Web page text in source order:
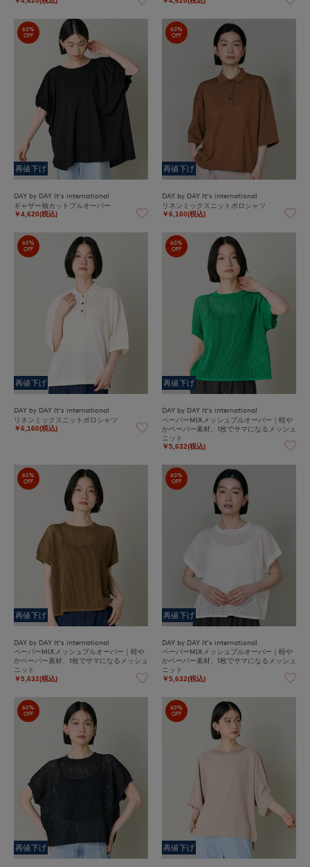
60%
OFF
再値下げ
DAY by DAY It's international
ギャザー袖カットプルオーバー
￥4,620(税込)
60%
OFF
再値下げ
DAY by DAY It's international
リネンミックスニットポロシャツ
￥6,160(税込)
60%
OFF
再値下げ
DAY by DAY It's international
リネンミックスニットポロシャツ
￥6,160(税込)
60%
OFF
再値下げ
DAY by DAY It's international
ペーパーMIXメッシュプルオーバー｜軽や
かペーパー素材、1枚でサマになるメッシュ
ニット
￥5,632(税込)
60%
OFF
再値下げ
DAY by DAY It's international
ペーパーMIXメッシュプルオーバー｜軽や
かペーパー素材、1枚でサマになるメッシュ
ニット
￥5,632(税込)
60%
OFF
再値下げ
DAY by DAY It's international
ペーパーMIXメッシュプルオーバー｜軽や
かペーパー素材、1枚でサマになるメッシュ
ニット
￥5,632(税込)
60%
OFF
再値下げ
60%
OFF
再値下げ